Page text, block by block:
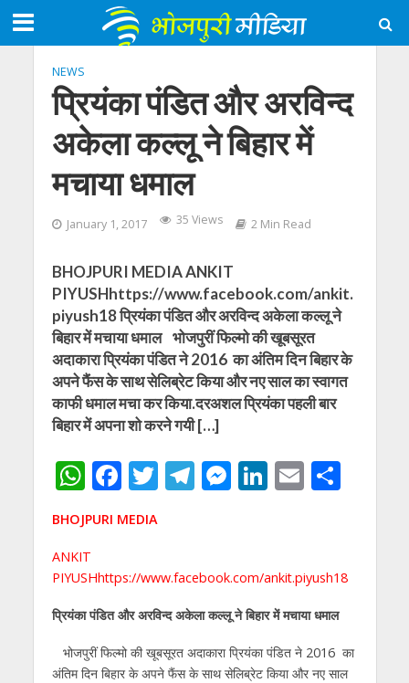
NEWS
प्रियंका पंडित और अरविन्द
अकेला कल्लू ने बिहार में
मचाया धमाल
January 1, 2017 35 Views 2 Min Read
BHOJPURI MEDIA ANKIT
PIYUSHhttps://www.facebook.com/ankit.
piyush18 प्रियंका पंडित और अरविन्द अकेला कल्लू ने
बिहार में मचाया धमाल भोजपुरीं फिल्मो की खूबसूरत
अदाकारा प्रियंका पंडित ने 2016 का अंतिम दिन बिहार के
अपने फैंस के साथ सेलिब्रेट किया और नए साल का स्वागत
काफी धमाल मचा कर किया.दरअशल प्रियंका पहली बार
बिहार में अपना शो करने गयी […]
W
h
at
s
A
p
p
F
ac
e
b
o
o
k
T
itt
er
T
gr
a
m
M
n
g
er
Li
e
dI
n
E
l
S
e
BHOJPURI MEDIA
ANKIT
PIYUSHhttps://www.facebook.com/ankit.piyush18
प्रियंका पंडित और अरविन्द अकेला कल्लू ने बिहार में मचाया धमाल
भोजपुरीं फिल्मो की खूबसूरत अदाकारा प्रियंका पंडित ने 2016 का
अंतिम दिन बिहार के अपने फैंस के साथ सेलिब्रेट किया और नए साल